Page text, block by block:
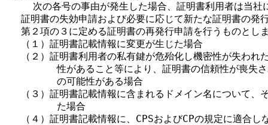
次の各号の事由が発生した場合、証明書利用者は当社
証明書の失効申請および必要に応じて新たな証明書の発
第２項の３に定める証明書の再発行申請を行うものとし
  （１）証明書記載情報に変更が生じた場合
（２）証明書利用者の私有鍵が危殆化し機密性が失われ
性があること等により、証明書の信頼性が喪失
        の可能性がある場合
（３）証明書記載情報に含まれるドメイン名について、
        た場合
（４）証明書記載情報に、CPSおよびCPの規定に適合し